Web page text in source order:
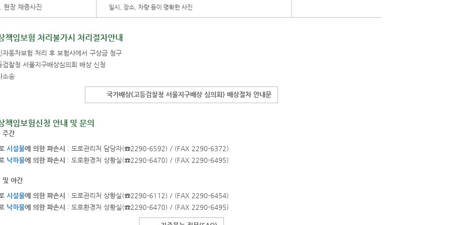
현장 채증사진 일시, 장소, 차량 등이 명확한 사진
책임보험 처리불가시 처리절차안내
자동차보험 처리 후 보험사에서 구상금 청구
검찰청 서울지구배상심의회 배상 신청
소송
국가배상(고등검찰청 서울지구배상 심의회) 배상절차 안내문
책임보험신청 안내 및 문의
주간
시설물에 의한 파손시 : 도로관리처 담당자(☎2290-6592) / (FAX 2290-6372)
낙하물에 의한 파손시 : 도로환경처 상황실(☎2290-6470) / (FAX 2290-6495)
및 야간
시설물에 의한 파손시 : 도로관리처 상황실(☎2290-6112) / (FAX 2290-6454)
낙하물에 의한 파손시 : 도로환경처 상황실(☎2290-6470) / (FAX 2290-6495)